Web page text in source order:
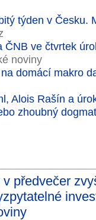
týden v Česku.
ČNB ve čtvrtek
noviny
domácí makro
Alois Rašín a
zhoubný
předvečer